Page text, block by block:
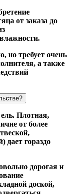
от заказа до
но требует очень
а также
Плотная,
от более
дает гораздо
дорогая и
доской,